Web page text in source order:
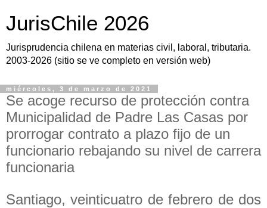
JurisChile 2026
Jurisprudencia chilena en materias civil, laboral, tributaria.
2003-2026 (sitio se ve completo en versión web)
miércoles, 3 de marzo de 2021
Se acoge recurso de protección contra
Municipalidad de Padre Las Casas por
prorrogar contrato a plazo fijo de un
funcionario rebajando su nivel de carrera
funcionaria
Santiago, veinticuatro de febrero de dos